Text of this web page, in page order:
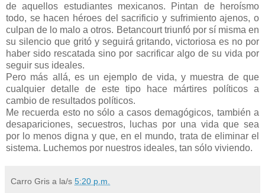
de aquellos estudiantes mexicanos. Pintan de heroísmo
todo, se hacen héroes del sacrificio y sufrimiento ajenos, o
culpan de lo malo a otros. Betancourt triunfó por sí misma en
su silencio que gritó y seguirá gritando, victoriosa es no por
haber sido rescatada sino por sacrificar algo de su vida por
seguir sus ideales.
Pero más allá, es un ejemplo de vida, y muestra de que
cualquier detalle de este tipo hace mártires políticos a
cambio de resultados políticos.
Me recuerda esto no sólo a casos demagógicos, también a
desapariciones, secuestros, luchas por una vida que sea
por lo menos digna y que, en el mundo, trata de eliminar el
sistema. Luchemos por nuestros ideales, tan sólo viviendo.
Carro Gris a la/s 5:20 p.m.